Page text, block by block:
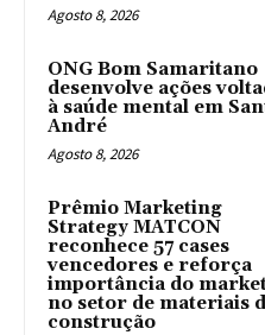
Agosto 8, 2026
ONG Bom Samaritano
desenvolve ações
à saúde mental em
André
Agosto 8, 2026
Prêmio Marketing
Strategy MATCON
reconhece 57 cases
vencedores e reforça
importância do
no setor de materiais
construção